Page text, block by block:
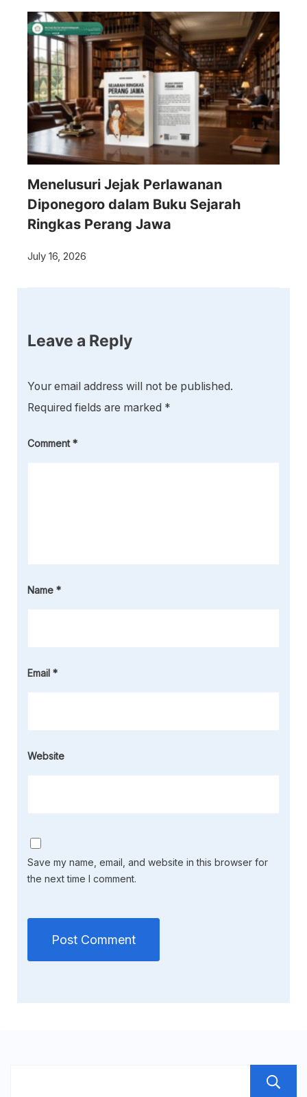
Menelusuri Jejak Perlawanan
Diponegoro dalam Buku Sejarah
Ringkas Perang Jawa
July 16, 2026
Leave a Reply
Your email address will not be published.
Required fields are marked *
Comment*
Name *
Email *
Website
Save my name, email, and website in this browser for
the next time I comment.